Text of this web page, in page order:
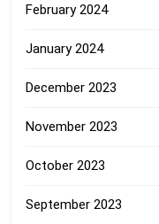
February 2024
January 2024
December 2023
November 2023
October 2023
September 2023